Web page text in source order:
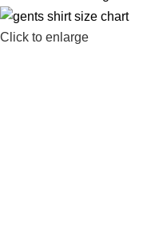
Click to enlarge